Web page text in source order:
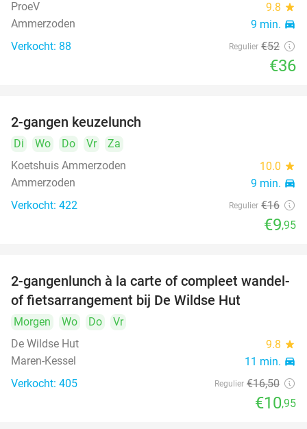
ProeV 9.8 star
Ammerzoden 9 min. directions_car
Verkocht: 88 Regulier €52
€36
2-gangen keuzelunch
Di Wo Do Vr
Za
Koetshuis Ammerzoden
10.0 star
Ammerzoden 9 min. directions_car
Verkocht: 422 Regulier €16
€9,95
34%
2-gangenlunch à la carte of compleet wandel-
of fietsarrangement bij De Wildse Hut
Morgen Wo Do
Vr
De Wildse Hut
9.8 star
Maren-Kessel 11 min. directions_car
Verkocht: 405 Regulier €16,50
€10,95